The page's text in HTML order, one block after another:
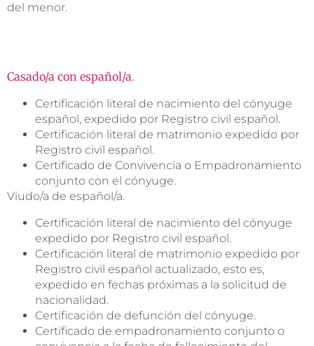
del menor.
Casado/a con español/a.
Certificación literal de nacimiento del cónyuge
español, expedido por Registro civil español.
Certificación literal de matrimonio expedido por
Registro civil español.
Certificado de Convivencia o Empadronamiento
conjunto con el cónyuge.
Viudo/a de español/a.
Certificación literal de nacimiento del cónyuge
expedido por Registro civil español.
Certificación literal de matrimonio expedido por
Registro civil español actualizado, esto es,
expedido en fechas próximas a la solicitud de
nacionalidad.
Certificación de defunción del cónyuge.
Certificado de empadronamiento conjunto o